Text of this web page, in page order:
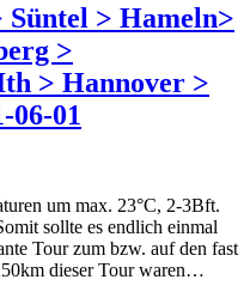
> Hameln>
>
> Hannover >
06-01
um max. 23°C, 2-3Bft.
sollte es endlich einmal
Tour zum bzw. auf den fast
dieser Tour waren…